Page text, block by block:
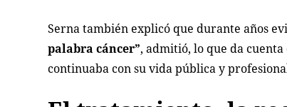
Serna también explicó que durante años
palabra cáncer”, admitió, lo que da
continuaba con su vida pública y